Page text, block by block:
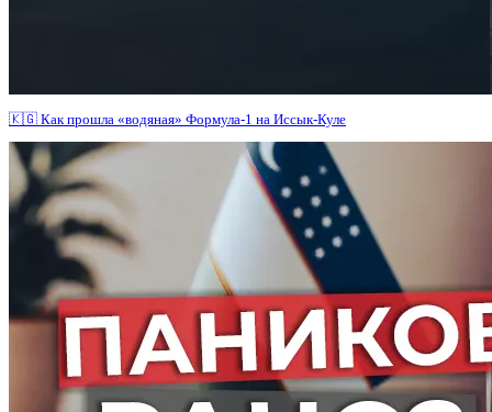
🇰🇬 Как прошла «водяная» Формула-1 на Иссык-Куле